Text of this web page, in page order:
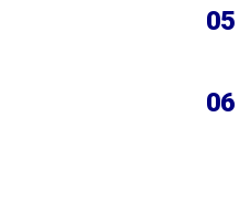
05
06